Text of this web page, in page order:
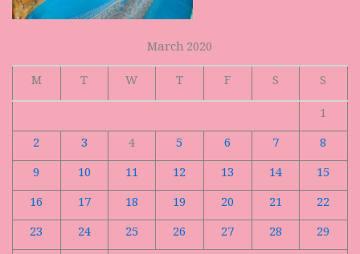
March 2020
M
T W T F S
S
1
2
3 4 5 6 7
8
9
10 11 12 13 14
15
16
17 18 19 20 21
22
23
24 25 26 27 28
29